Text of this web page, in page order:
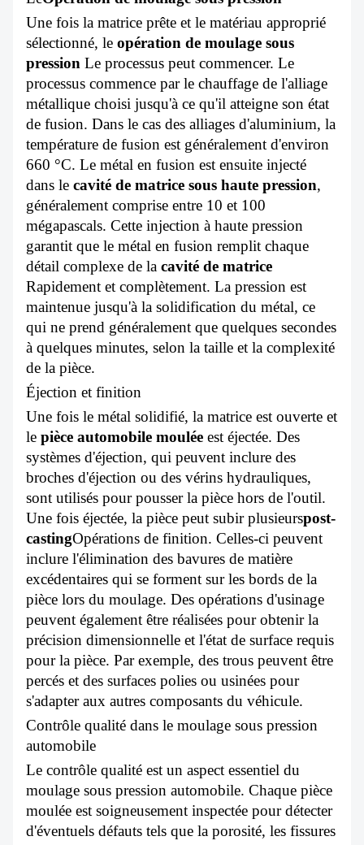
Une fois la matrice prête et le matériau approprié
sélectionné, le opération de moulage sous
pression Le processus peut commencer. Le
processus commence par le chauffage de l'alliage
métallique choisi jusqu'à ce qu'il atteigne son état
de fusion. Dans le cas des alliages d'aluminium, la
température de fusion est généralement d'environ
660 °C. Le métal en fusion est ensuite injecté
dans le cavité de matrice sous haute pression,
généralement comprise entre 10 et 100
mégapascals. Cette injection à haute pression
garantit que le métal en fusion remplit chaque
détail complexe de la cavité de matrice
Rapidement et complètement. La pression est
maintenue jusqu'à la solidification du métal, ce
qui ne prend généralement que quelques secondes
à quelques minutes, selon la taille et la complexité
de la pièce.
Éjection et finition
Une fois le métal solidifié, la matrice est ouverte et
le pièce automobile moulée est éjectée. Des
systèmes d'éjection, qui peuvent inclure des
broches d'éjection ou des vérins hydrauliques,
sont utilisés pour pousser la pièce hors de l'outil.
Une fois éjectée, la pièce peut subir plusieurspost-
castingOpérations de finition. Celles-ci peuvent
inclure l'élimination des bavures de matière
excédentaires qui se forment sur les bords de la
pièce lors du moulage. Des opérations d'usinage
peuvent également être réalisées pour obtenir la
précision dimensionnelle et l'état de surface requis
pour la pièce. Par exemple, des trous peuvent être
percés et des surfaces polies ou usinées pour
s'adapter aux autres composants du véhicule.
Contrôle qualité dans le moulage sous pression
automobile
Le contrôle qualité est un aspect essentiel du
moulage sous pression automobile. Chaque pièce
moulée est soigneusement inspectée pour détecter
d'éventuels défauts tels que la porosité, les fissures